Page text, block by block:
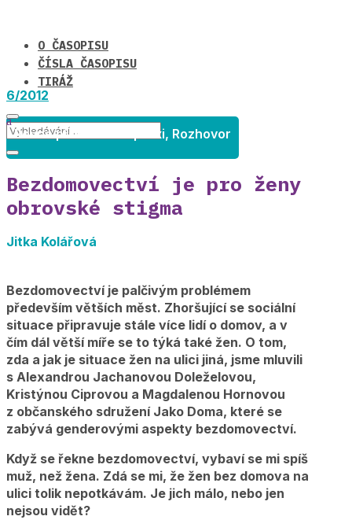
O ČASOPISU
ČÍSLA ČASOPISU
TIRÁŽ
6/2012
Rovné příležitosti v praxi, Rozhovor
Bezdomovectví je pro ženy
obrovské stigma
Jitka Kolářová
Bezdomovectví je palčivým problémem
především větších měst. Zhoršující se sociální
situace připravuje stále více lidí o domov, a v
čím dál větší míře se to týká také žen. O tom,
zda a jak je situace žen na ulici jiná, jsme mluvili
s Alexandrou Jachanovou Doleželovou,
Kristýnou Ciprovou a Magdalenou Hornovou
z občanského sdružení Jako Doma, které se
zabývá genderovými aspekty bezdomovectví.
Když se řekne bezdomovectví, vybaví se mi spíš
muž, než žena. Zdá se mi, že žen bez domova na
ulici tolik nepotkávám. Je jich málo, nebo jen
nejsou vidět?